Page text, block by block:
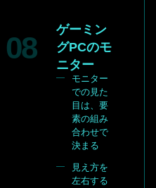
ゲーミン
グPCのモ
ニター
モニター
での見た
目は、要
素の組み
合わせで
決まる
見え方を
左右する